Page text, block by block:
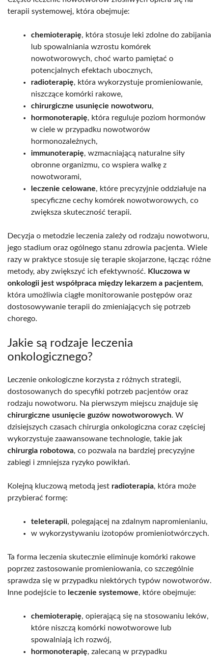
terapii systemowej, która obejmuje:
chemioterapię, która stosuje leki zdolne do zabijania
lub spowalniania wzrostu komórek
nowotworowych, choć warto pamiętać o
potencjalnych efektach ubocznych,
radioterapię, która wykorzystuje promieniowanie,
niszczące komórki rakowe,
chirurgiczne usunięcie nowotworu,
hormonoterapię, która reguluje poziom hormonów
w ciele w przypadku nowotworów
hormonozależnych,
immunoterapię, wzmacniającą naturalne siły
obronne organizmu, co wspiera walkę z
nowotworami,
leczenie celowane, które precyzyjnie oddziałuje na
specyficzne cechy komórek nowotworowych, co
zwiększa skuteczność terapii.
Decyzja o metodzie leczenia zależy od rodzaju nowotworu,
jego stadium oraz ogólnego stanu zdrowia pacjenta. Wiele
razy w praktyce stosuje się terapie skojarzone, łącząc różne
metody, aby zwiększyć ich efektywność. Kluczowa w
onkologii jest współpraca między lekarzem a pacjentem,
która umożliwia ciągłe monitorowanie postępów oraz
dostosowywanie terapii do zmieniających się potrzeb
chorego.
Jakie są rodzaje leczenia
onkologicznego?
Leczenie onkologiczne korzysta z różnych strategii,
dostosowanych do specyfiki potrzeb pacjentów oraz
rodzaju nowotworu. Na pierwszym miejscu znajduje się
chirurgiczne usunięcie guzów nowotworowych. W
dzisiejszych czasach chirurgia onkologiczna coraz częściej
wykorzystuje zaawansowane technologie, takie jak
chirurgia robotowa, co pozwala na bardziej precyzyjne
zabiegi i zmniejsza ryzyko powikłań.
Kolejną kluczową metodą jest radioterapia, która może
przybierać formę:
teleterapii, polegającej na zdalnym napromienianiu,
w wykorzystywaniu izotopów promieniotwórczych.
Ta forma leczenia skutecznie eliminuje komórki rakowe
poprzez zastosowanie promieniowania, co szczególnie
sprawdza się w przypadku niektórych typów nowotworów.
Inne podejście to leczenie systemowe, które obejmuje:
chemioterapię, opierającą się na stosowaniu leków,
które niszczą komórki nowotworowe lub
spowalniają ich rozwój,
hormonoterapię, zalecaną w przypadku